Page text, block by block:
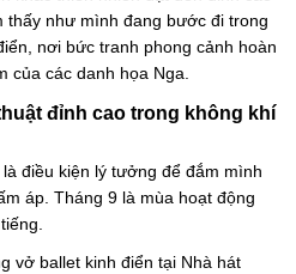
thấy như mình đang bước đi trong
nơi bức tranh phong cảnh hoàn
của các danh họa Nga.
đỉnh cao trong không khí
điều kiện lý tưởng để đắm mình
áp. Tháng 9 là mùa hoạt động
vở ballet kinh điển tại Nhà hát